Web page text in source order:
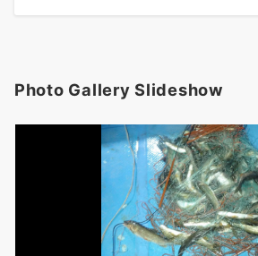
Photo Gallery Slideshow